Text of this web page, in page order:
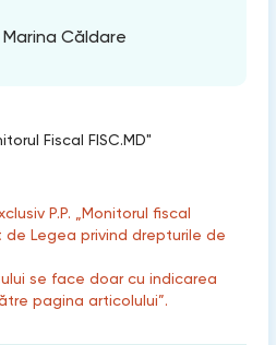
Marina Căldare
Fiscal FISC.MD"
P.P. „Monitorul fiscal
de Legea privind drepturile de
se face doar cu indicarea
pagina articolului”.